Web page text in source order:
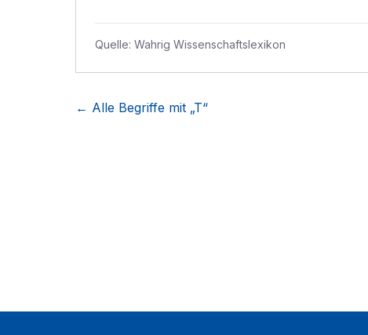
Quelle: Wahrig Wissenschaftslexikon
← Alle Begriffe mit „T“